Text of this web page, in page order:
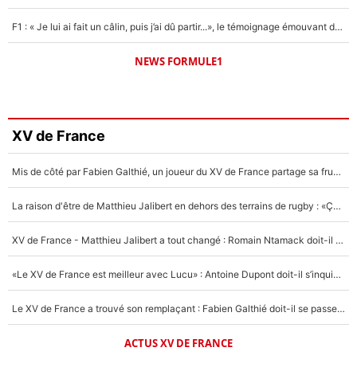
F1 : « Je lui ai fait un câlin, puis j’ai dû partir...», le témoignage émouvant de Max Verstappen sur sa fille
NEWS FORMULE1
XV de France
Mis de côté par Fabien Galthié, un joueur du XV de France partage sa frustration : «ils ne me l’ont pas dit tout de suite»
La raison d'être de Matthieu Jalibert en dehors des terrains de rugby : «Ça m'atteint autant que si tu touches à un membre de ma famille»
XV de France - Matthieu Jalibert a tout changé : Romain Ntamack doit-il s’inquiéter pour sa place à un an de la Coupe du monde ?
«Le XV de France est meilleur avec Lucu» : Antoine Dupont doit-il s’inquiéter pour sa place ?
Le XV de France a trouvé son remplaçant : Fabien Galthié doit-il se passer d'Antoine Dupont ?
ACTUS XV DE FRANCE